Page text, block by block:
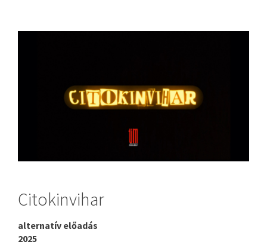
Citokinvihar
alternatív előadás
2025